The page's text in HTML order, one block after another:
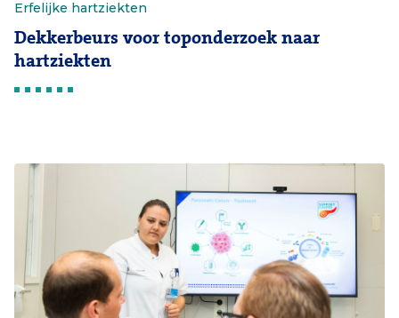
Erfelijke hartziekten
Dekkerbeurs voor toponderzoek naar
hartziekten